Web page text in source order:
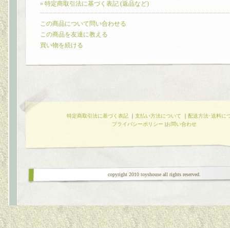
» 特定商取引法に基づく表記 (返品など)
この商品について問い合わせる
この商品を友達に教える
買い物を続ける
特定商取引法に基づく表記 ｜ 支払い方法について ｜ 配送方法･送料に
プライバシーポリシー |お問い合わせ
copyright 2010 toyshouse all rights reserved.